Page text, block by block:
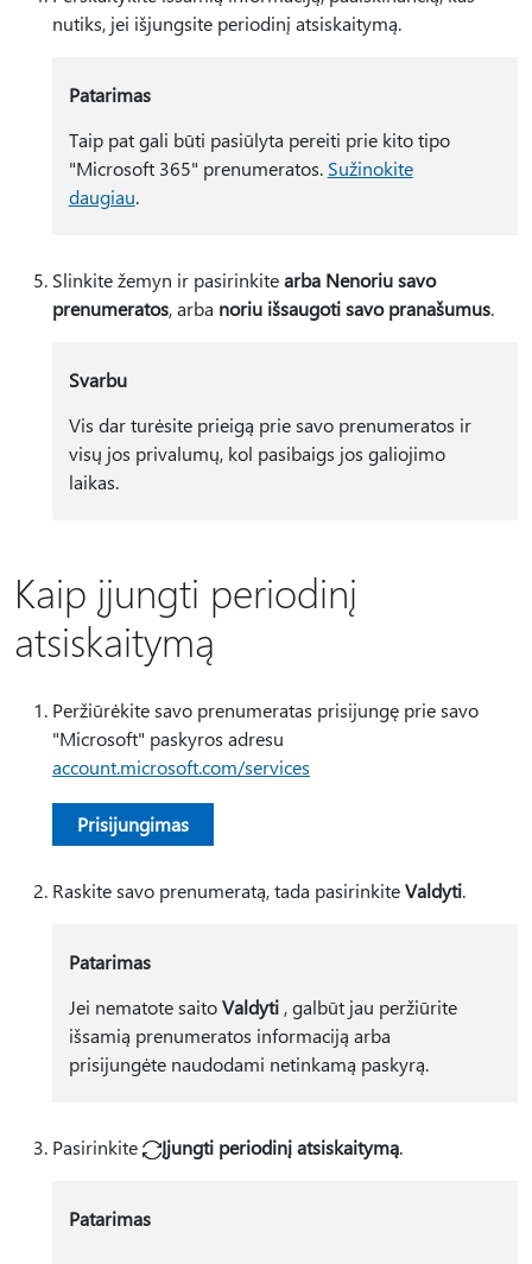
nutiks, jei išjungsite periodinį atsiskaitymą.
Patarimas
Taip pat gali būti pasiūlyta pereiti prie kito tipo
"Microsoft 365" prenumeratos. Sužinokite
daugiau.
Slinkite žemyn ir pasirinkitearba Nenoriu savo
prenumeratos, arba noriu išsaugoti savo pranašumus.
Svarbu
Vis dar turėsite prieigą prie savo prenumeratos ir
visų jos privalumų, kol pasibaigs jos galiojimo
laikas.
Kaip įjungti periodinį
atsiskaitymą
Peržiūrėkite savo prenumeratas prisijungę prie savo
"Microsoft" paskyros adresu
account.microsoft.com/services
Prisijungimas
Raskite savo prenumeratą, tada pasirinkiteValdyti.
Patarimas
Jei nematote saitoValdyti, galbūt jau peržiūrite
išsamią prenumeratos informaciją arba
prisijungėte naudodami netinkamą paskyrą.
Pasirinkite Įjungti periodinį atsiskaitymą.
Patarimas